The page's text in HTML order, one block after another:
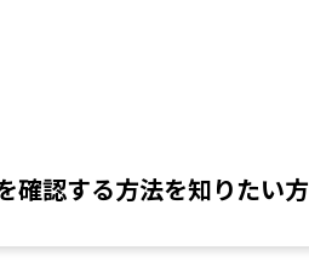
確認する方法を知りたい方